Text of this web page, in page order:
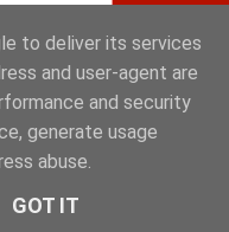
to deliver its services
and user-agent are
and security
generate usage
abuse.
GOT IT